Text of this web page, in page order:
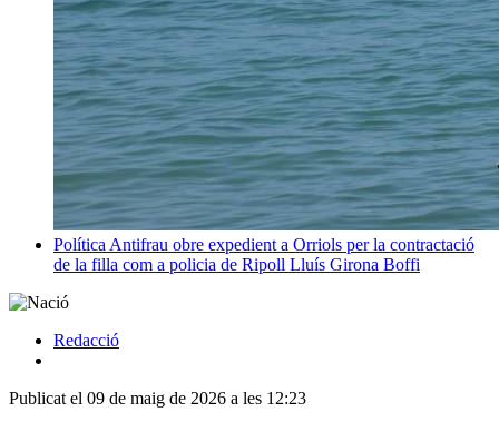
Política Antifrau obre expedient a Orriols per la contractació
de la filla com a policia de Ripoll Lluís Girona Boffi
Redacció
Publicat el 09 de maig de 2026 a les 12:23